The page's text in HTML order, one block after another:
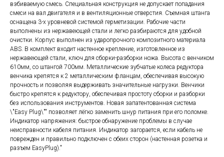
взбиваемую смесь. Специальная конструкция не допускает попадания
смеси на вал двигателя и в вентиляционные отверстия. Съемная штанга
оснащена 3-х уровневой системой герметизации. Рабочие части
выполнены из нержавеющей стали и легко разбираются для удобной
очистки. Корпус выполнен из ударопрочного композитного материала
ABS. В комплект входит настенное крепление, изготовленное из
нержавеющей стали, ключ для сборки-разборки ножа. Высота с венчиком
610мм, со штангой 700мм. Металлические зубчатые колеса редуктора
венчика крепятся к 2 металлическим фланцам, обеспечивая высокую
прочность и позволяя выдерживать значительные нагрузки. Венчики
быстро крепятся к редуктору, обеспечивая простоту сборки и разборки
без использования инструментов. Новая запатентованная система
\"Easy Plug\"" позволяет лёгко заменить шнур питания при его поломке.
Индикатор напряжения: быстрое обнаружение проблемы в случае
неисправности кабеля питания. Индикатор загорается, если кабель не
поврежден и правильно подключен с обеих сторон (настенная розетка и
разъем EasyPlug)."